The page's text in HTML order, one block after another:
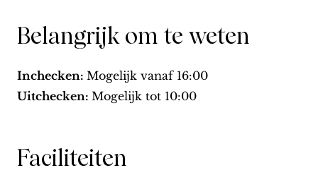
Belangrijk om te weten
Inchecken: Mogelijk vanaf 16:00
Uitchecken: Mogelijk tot 10:00
Faciliteiten